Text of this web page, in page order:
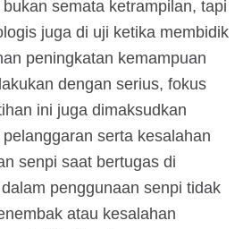
semata ketrampilan, tapi
juga di uji ketika membidik
peningkatan kemampuan
dengan serius, fokus
ini juga dimaksudkan
serta kesalahan
senpi saat bertugas di
penggunaan senpi tidak
atau kesalahan